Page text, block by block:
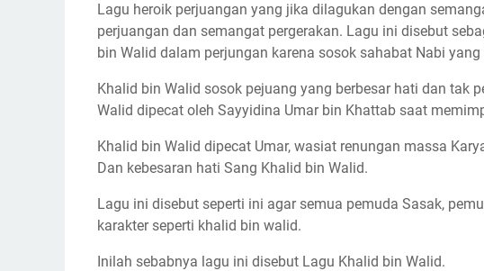
Lagu heroik perjuangan yang jika dilagukan dengan
perjuangan dan semangat pergerakan. Lagu ini disebut
bin Walid dalam perjungan karena sosok sahabat Nabi
Khalid bin Walid sosok pejuang yang berbesar hati dan tak
Walid dipecat oleh Sayyidina Umar bin Khattab saat
Khalid bin Walid dipecat Umar, wasiat renungan massa
Dan kebesaran hati Sang Khalid bin Walid.
Lagu ini disebut seperti ini agar semua pemuda Sasak,
karakter seperti khalid bin walid.
Inilah sebabnya lagu ini disebut Lagu Khalid bin Walid.